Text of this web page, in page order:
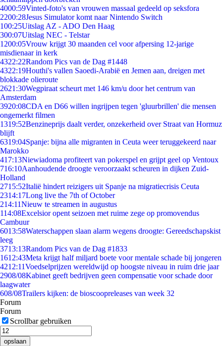
4000:59Vinted-foto's van vrouwen massaal gedeeld op seksfora
2200:28Jesus Simulator komt naar Nintendo Switch
100:25Uitslag AZ - ADO Den Haag
300:07Uitslag NEC - Telstar
1200:05Vrouw krijgt 30 maanden cel voor afpersing 12-jarige
misdienaar in kerk
4322:22Random Pics van de Dag #1448
4322:19Houthi's vallen Saoedi-Arabië en Jemen aan, dreigen met
blokkade olieroute
2621:30Wegpiraat scheurt met 146 km/u door het centrum van
Amsterdam
3920:08CDA en D66 willen ingrijpen tegen 'gluurbrillen' die mensen
ongemerkt filmen
1319:52Benzineprijs daalt verder, onzekerheid over Straat van Hormuz
blijft
6319:04Spanje: bijna alle migranten in Ceuta weer teruggekeerd naar
Marokko
417:13Niewiadoma profiteert van pokerspel en grijpt geel op Ventoux
716:10Aanhoudende droogte veroorzaakt scheuren in dijken Zuid-
Holland
2715:52Italië hindert reizigers uit Spanje na migratiecrisis Ceuta
2314:17Long live the 7th of October
214:11Nieuw te streamen in augustus
114:08Excelsior opent seizoen met ruime zege op promovendus
Cambuur
6013:58Waterschappen slaan alarm wegens droogte: Gereedschapskist
leeg
3713:13Random Pics van de Dag #1833
1612:43Meta krijgt half miljard boete voor mentale schade bij jongeren
4212:11Voedselprijzen wereldwijd op hoogste niveau in ruim drie jaar
2908/08Kabinet geeft bedrijven geen compensatie voor schade door
laagwater
608/08Trailers kijken: de bioscoopreleases van week 32
Forum
Forum
Scrollbar gebruiken
opslaan